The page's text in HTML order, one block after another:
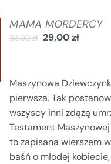
MAMA MORDERCY
36,00zł 29,00zł
Maszynowa
pierwsza. Tak
wszyscy inni zdążą
Testament
to zapisana wierszem
baśń o młodej